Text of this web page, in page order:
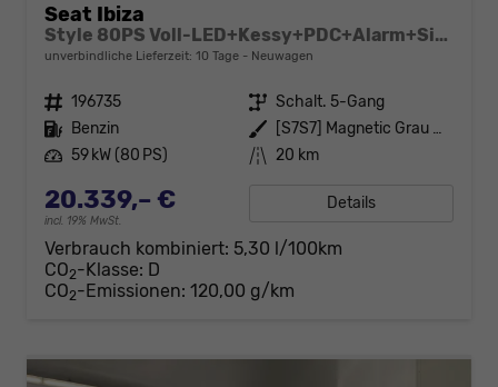
Seat Ibiza
Style 80PS Voll-LED+Kessy+PDC+Alarm+Sitzheizung+Kamera+App-Connect
unverbindliche Lieferzeit: 10 Tage Neuwagen
Fahrzeugnr. 196735 Getriebe Schalt. 5-Gang
Kraftstoff Benzin Außenfarbe
[S7S7] Magnetic Grau Metallic
Leistung 59 kW (80 PS) Kilometerstand 20 km
20.339,– €
incl. 19% MwSt.
Details
Verbrauch kombiniert: 5,30 l/100km
CO2-Klasse: D
CO2-Emissionen: 120,00 g/km